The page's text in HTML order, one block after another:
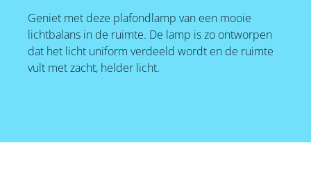
Geniet met deze plafondlamp van een mooie
lichtbalans in de ruimte. De lamp is zo ontworpen
dat het licht uniform verdeeld wordt en de ruimte
vult met zacht, helder licht.